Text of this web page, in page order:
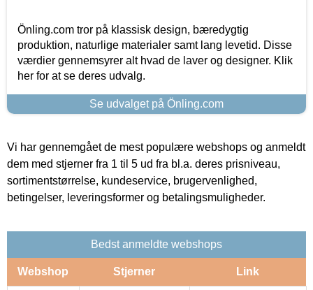
Önling.com tror på klassisk design, bæredygtig
produktion, naturlige materialer samt lang levetid. Disse
værdier gennemsyrer alt hvad de laver og designer. Klik
her for at se deres udvalg.
Se udvalget på Önling.com
Vi har gennemgået de mest populære webshops og anmeldt
dem med stjerner fra 1 til 5 ud fra bl.a. deres prisniveau,
sortimentstørrelse, kundeservice, brugervenlighed,
betingelser, leveringsformer og betalingsmuligheder.
Bedst anmeldte webshops
Webshop Stjerner Link